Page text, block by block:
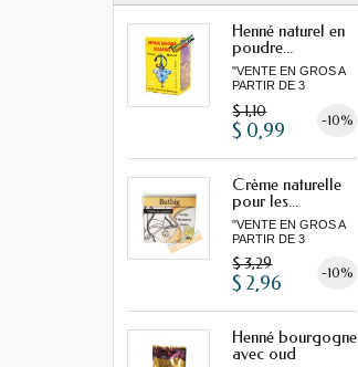
Henné naturel en
poudre...
"VENTE EN GROS A
PARTIR DE 3
$ 1,10 -10%
$ 0,99
Crème naturelle
pour les...
"VENTE EN GROS A
PARTIR DE 3
$ 3,29 -10%
$ 2,96
Henné bourgogne
avec oud